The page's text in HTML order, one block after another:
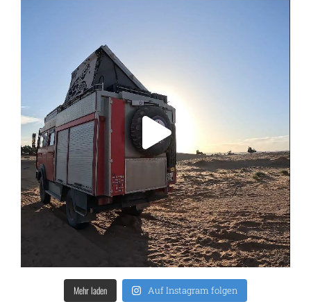
Mehr laden Auf Instagram folgen